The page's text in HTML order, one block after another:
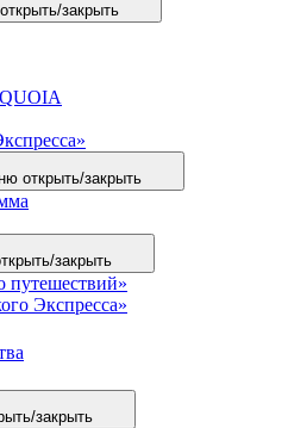
закрыть
открыть/закрыть
закрыть
путешествий»
Экспресса»
закрыть